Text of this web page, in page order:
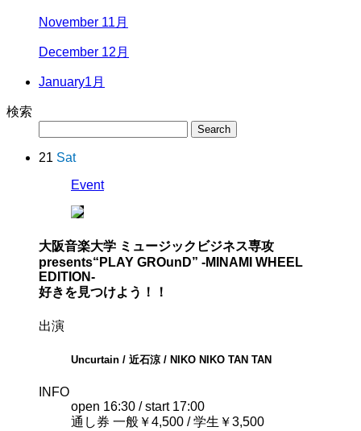
November 11月
December 12月
January1月
検索
21 Sat
Event
大阪音楽大学 ミュージックビジネス専攻
presents“PLAY GROunD” -MINAMI WHEEL
EDITION-
好きを見つけよう！！
出演
Uncurtain / 近石涼 / NIKO NIKO TAN TAN
INFO
open 16:30 / start 17:00
通し券 一般￥4,500 / 学生￥3,500